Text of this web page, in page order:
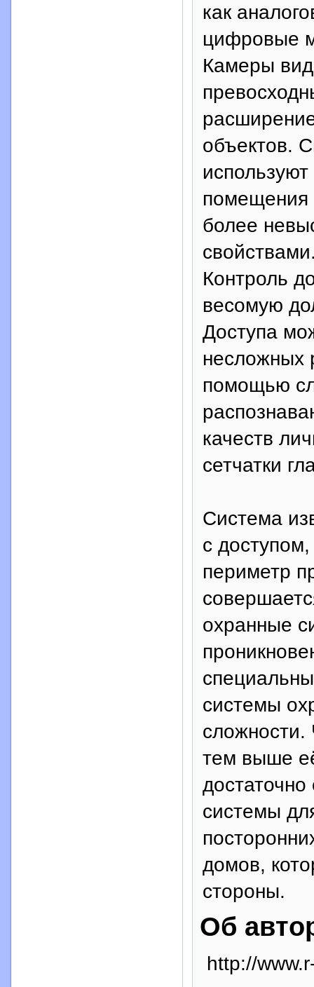
как
цифровые
Камеры
объектов.
помещения
более
Контроль
весомую
Доступа
несложных
помощью
качеств
сетчатки
Система
с
периметр
охранные
системы
сложности.
тем выше
системы
домов,
стороны.
Об
http://